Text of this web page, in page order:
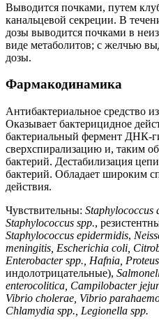
Выводится почками, путем
канальцевой секреции. В
дозы выводится почками в
виде метаболитов; с желчью
дозы.
Фармакодинамика
Антибактериальное средство
Оказывает бактерицидное
бактериальный фермент ДНК-
сверхспирализацию и, таким
бактерий. Дестабилизация
бактерий. Обладает широким
действия.
Чувствительны: Staphylococcus
Staphylococcus spp.,
Staphylococcus epidermidis,
meningitis, Escherichia coli,
Enterobacter spp., Hafnia,
индолотрицательные),
enterocolitica, Campilobacter
Vibrio cholerae, Vibrio
Chlamydia spp., Legionella spp.